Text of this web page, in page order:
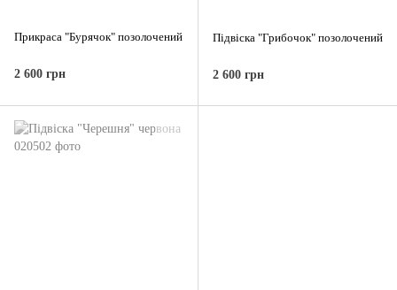
Прикраса "Бурячок" позолочений
2 600 грн
Підвіска "Грибочок" позолочений
2 600 грн